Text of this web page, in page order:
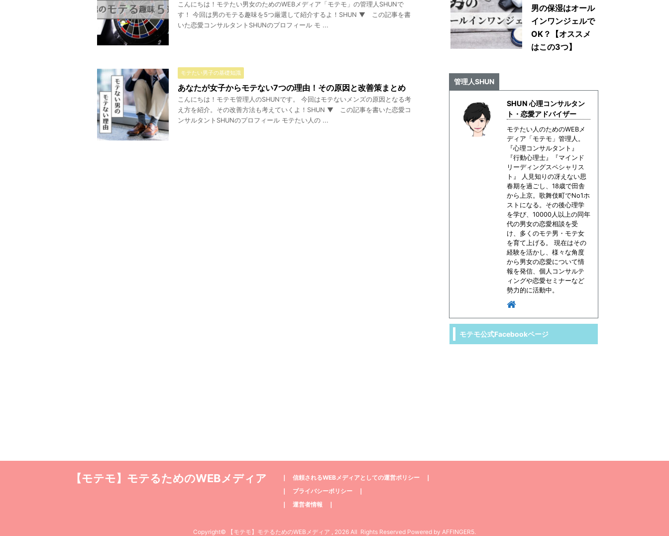
こんにちは！モテたい男女のためのWEBメディア「モテモ」の管理人SHUNで
す！ 今回は男のモテる趣味を5つ厳選して紹介するよ！SHUN ▼ この記事を書
いた恋愛コンサルタントSHUNのプロフィール モ ...
モテたい男子の基礎知識
あなたが女子からモテない7つの理由！その原因と改善策まとめ
こんにちは！モテモ管理人のSHUNです。 今回はモテないメンズの原因となる考
え方を紹介。その改善方法も考えていくよ！SHUN ▼ この記事を書いた恋愛コ
ンサルタントSHUNのプロフィール モテたい人の ...
男の保湿はオール
インワンジェルで
OK？【オススメ
はこの3つ】
管理人SHUN
SHUN 心理コンサルタン
ト・恋愛アドバイザー
モテたい人のためのWEBメ
ディア「モテモ」管理人。
『心理コンサルタント』
『行動心理士』『マインド
リーディングスペシャリス
ト』 人見知りの冴えない思
春期を過ごし、18歳で田舎
から上京。歌舞伎町でNo1ホ
ストになる。その後心理学
を学び、10000人以上の同年
代の男女の恋愛相談を受
け、多くのモテ男・モテ女
を育て上げる。 現在はその
経験を活かし、様々な角度
から男女の恋愛について情
報を発信、個人コンサルテ
ィングや恋愛セミナーなど
勢力的に活動中。
モテモ公式Facebookページ
❘ 信頼されるWEBメディアとしての運営ポリシー ❘
❘ プライバシーポリシー ❘
❘ 運営者情報 ❘
【モテモ】モテるためのWEBメディア
Copyright© 【モテモ】モテるためのWEBメディア , 2026 All Rights Reserved Powered by AFFINGER5.